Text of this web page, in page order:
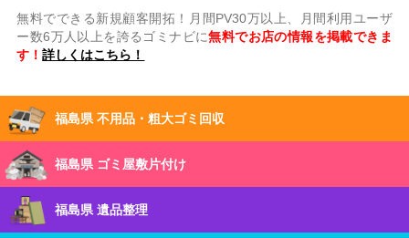
無料でできる新規顧客開拓！月間PV30万以上、月間利用ユーザ
ー数6万人以上を誇るゴミナビに無料でお店の情報を掲載できま
す！詳しくはこちら！
福島県 不用品・粗大ゴミ回収
福島県 ゴミ屋敷片付け
福島県 遺品整理